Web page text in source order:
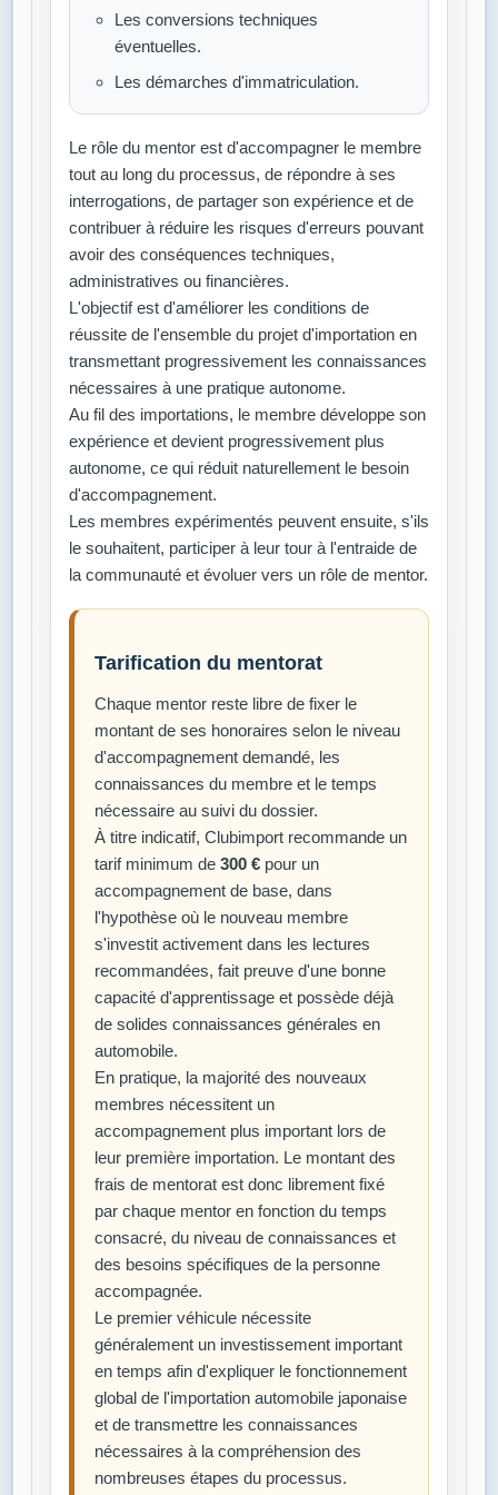
Les conversions techniques
éventuelles.
Les démarches d'immatriculation.
Le rôle du mentor est d'accompagner le membre
tout au long du processus, de répondre à ses
interrogations, de partager son expérience et de
contribuer à réduire les risques d'erreurs pouvant
avoir des conséquences techniques,
administratives ou financières.
L'objectif est d'améliorer les conditions de
réussite de l'ensemble du projet d'importation en
transmettant progressivement les connaissances
nécessaires à une pratique autonome.
Au fil des importations, le membre développe son
expérience et devient progressivement plus
autonome, ce qui réduit naturellement le besoin
d'accompagnement.
Les membres expérimentés peuvent ensuite, s'ils
le souhaitent, participer à leur tour à l'entraide de
la communauté et évoluer vers un rôle de mentor.
Tarification du mentorat
Chaque mentor reste libre de fixer le
montant de ses honoraires selon le niveau
d'accompagnement demandé, les
connaissances du membre et le temps
nécessaire au suivi du dossier.
À titre indicatif, Clubimport recommande un
tarif minimum de 300 € pour un
accompagnement de base, dans
l'hypothèse où le nouveau membre
s'investit activement dans les lectures
recommandées, fait preuve d'une bonne
capacité d'apprentissage et possède déjà
de solides connaissances générales en
automobile.
En pratique, la majorité des nouveaux
membres nécessitent un
accompagnement plus important lors de
leur première importation. Le montant des
frais de mentorat est donc librement fixé
par chaque mentor en fonction du temps
consacré, du niveau de connaissances et
des besoins spécifiques de la personne
accompagnée.
Le premier véhicule nécessite
généralement un investissement important
en temps afin d'expliquer le fonctionnement
global de l'importation automobile japonaise
et de transmettre les connaissances
nécessaires à la compréhension des
nombreuses étapes du processus.